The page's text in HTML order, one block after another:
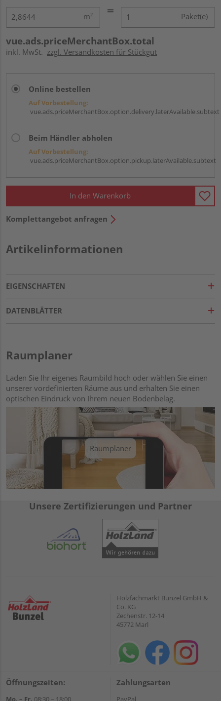
m² Paket(e)
vue.ads.priceMerchantBox.total
inkl. MwSt. zzgl. Versandkosten für Stückgut
Online bestellen
Auf Vorbestellung:
vue.ads.priceMerchantBox.option.delivery.laterAvailable.subtext
Beim Händler abholen
Auf Vorbestellung:
vue.ads.priceMerchantBox.option.pickup.laterAvailable.subtext
In den Warenkorb
Komplettangebot anfragen
Artikelinformationen
EIGENSCHAFTEN
DATENBLÄTTER
Raumplaner
Laden Sie Ihr eigenes Raumbild hoch oder wählen Sie einen
unserer vordefinierten Räume aus und erhalten Sie einen
optischen Eindruck von Ihrem neuen Bodenbelag.
Raumplaner
Unsere Zertifizierungen und Partner
Holzfachmarkt Bunzel GmbH &
Co. KG
Zechenstr. 12-14
45772 Marl
Öffnungszeiten:
Mo. – Fr. 08:30 – 18:00
Zahlungsarten
PayPal